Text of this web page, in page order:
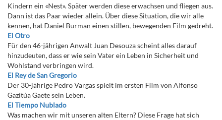
Kindern ein «Nest». Später werden diese erwachsen und fliegen aus.
Dann ist das Paar wieder allein. Über diese Situation, die wir alle
kennen, hat Daniel Burman einen stillen, bewegenden Film gedreht.
El Otro
Für den 46-jährigen Anwalt Juan Desouza scheint alles darauf
hinzudeuten, dass er wie sein Vater ein Leben in Sicherheit und
Wohlstand verbringen wird.
El Rey de San Gregorio
Der 30-jährige Pedro Vargas spielt im ersten Film von Alfonso
Gazitúa Gaete sein Leben.
El Tiempo Nublado
Was machen wir mit unseren alten Eltern? Diese Frage hat sich